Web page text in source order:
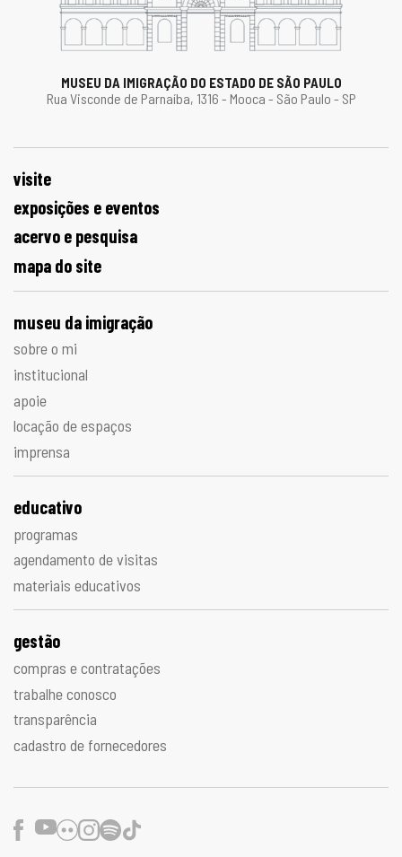
MUSEU DA IMIGRAÇÃO DO ESTADO DE SÃO PAULO
Rua Visconde de Parnaíba, 1316 - Mooca - São Paulo - SP
visite
exposições e eventos
acervo e pesquisa
mapa do site
museu da imigração
sobre o mi
institucional
apoie
locação de espaços
imprensa
educativo
programas
agendamento de visitas
materiais educativos
gestão
compras e contratações
trabalhe conosco
transparência
cadastro de fornecedores
Facebook
Youtube
FlickrInstagram
Spotify
TikTok